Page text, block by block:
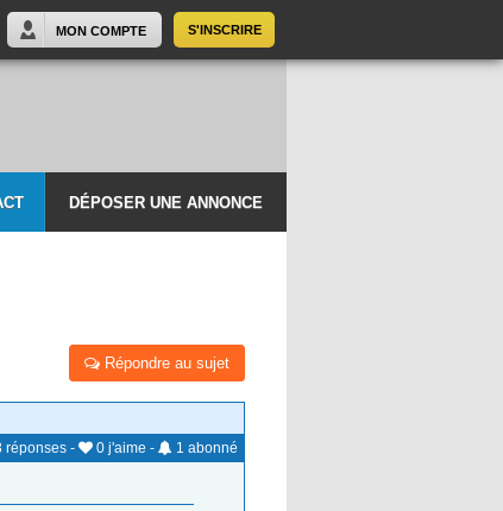
S'INSCRIRE
MON COMPTE
DÉPOSER UNE ANNONCE
Répondre au sujet
réponses - 0 j'aime - 1 abonné